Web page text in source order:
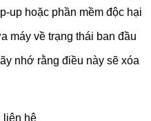
up hoặc phần mềm độc hại
máy về trạng thái ban đầu
nhớ rằng điều này sẽ xóa
liên hệ